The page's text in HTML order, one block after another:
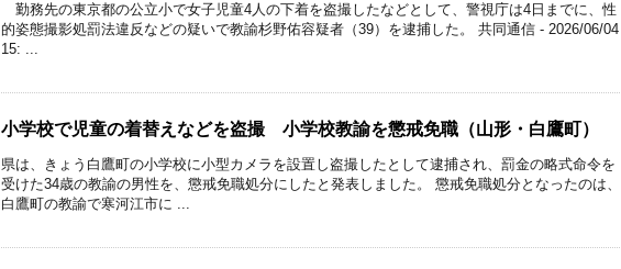
勤務先の東京都の公立小で女子児童4人の下着を盗撮したなどとして、警視庁は4日までに、性
的姿態撮影処罰法違反などの疑いで教諭杉野佑容疑者（39）を逮捕した。 共同通信 - 2026/06/04
15: ...
小学校で児童の着替えなどを盗撮 小学校教諭を懲戒免職（山形・白鷹町）
県は、きょう白鷹町の小学校に小型カメラを設置し盗撮したとして逮捕され、罰金の略式命令を
受けた34歳の教諭の男性を、懲戒免職処分にしたと発表しました。 懲戒免職処分となったのは、
白鷹町の教諭で寒河江市に ...